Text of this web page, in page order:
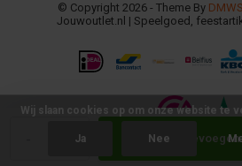
+
© Copyright 2026 - Theme By DMWS
Jouwoutlet.nl | Speelgoed,
Wij slaan cookies op om onze website te
Ja Nee